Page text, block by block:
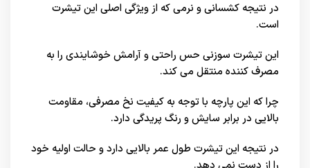
در نتیجه کشسانی و نرمی که از ویژگی اصلی این تیشرت
است.
این تیشرت سوزنی حس راحتی و آرامش خوشایندی را به
مصرف کننده منتقل می کند.
چرا که این پارچه با توجه به کیفیت نخ مصرفی، مقاومت
بالایی در برابر سایش و رنگ پریدگی دارد.
در نتیجه این تیشرت طول عمر بالایی دارد و حالت اولیه خود